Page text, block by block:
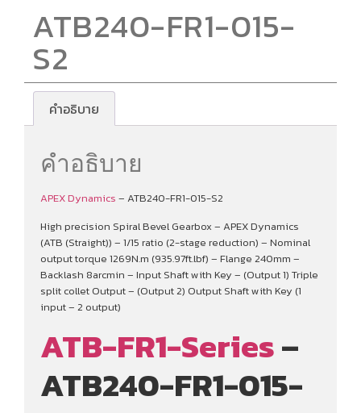
ATB240-FR1-015-
S2
คำอธิบาย
คำอธิบาย
APEX Dynamics – ATB240-FR1-015-S2
High precision Spiral Bevel Gearbox – APEX Dynamics
(ATB (Straight)) – 1/15 ratio (2-stage reduction) – Nominal
output torque 1269N.m (935.97ft.lbf) – Flange 240mm –
Backlash 8arcmin – Input Shaft with Key – (Output 1) Triple
split collet Output – (Output 2) Output Shaft with Key (1
input – 2 output)
ATB-FR1-Series–
ATB240-FR1-015-